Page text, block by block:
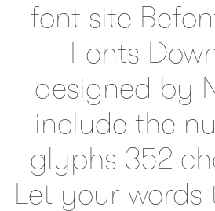
font site
Fonts
designed by
include the
glyphs 352
Let your